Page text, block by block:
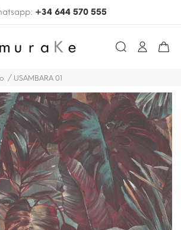
+34 644 570 555
USAMBARA 01